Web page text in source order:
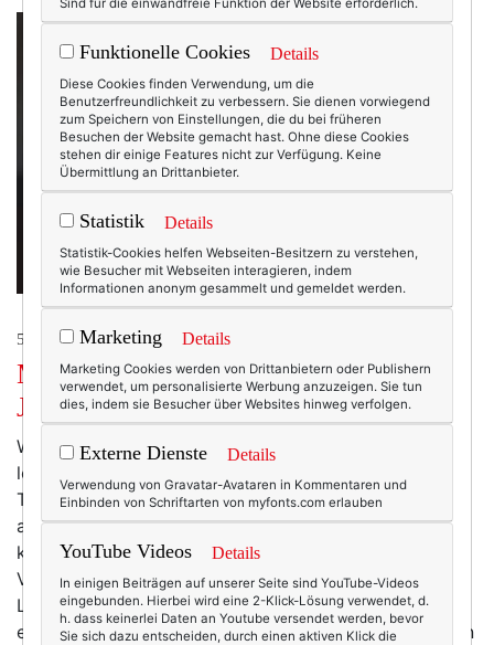
50+ LIFESTYLE
Mode und Kultur: Das sozialistische
Jugoslawien.
Wer sich in Deutschland für Mode interessiert, hat ein
leichtes Spiel: Die Magazine sind voll von den neusten
Trends, die Geschäften bieten jede Saison die
aktuellsten Kollektionen und wem das nicht reicht,
kann noch das Internet leer kaufen. Mode – und ihre
Verfügbarkeit! – ist selbstverständlicher Teil unseres
Lebens, dass man sich nur selten fragt, wie das
eigentlich in anderen Ländern ist: Wie Mode in anderen
Sind für die einwandfreie Funktion der Website erforderlich.
Funktionelle Cookies Details
Diese Cookies finden Verwendung, um die
Benutzerfreundlichkeit zu verbessern. Sie dienen vorwiegend
zum Speichern von Einstellungen, die du bei früheren
Besuchen der Website gemacht hast. Ohne diese Cookies
stehen dir einige Features nicht zur Verfügung. Keine
Übermittlung an Drittanbieter.
Statistik Details
Statistik-Cookies helfen Webseiten-Besitzern zu verstehen,
wie Besucher mit Webseiten interagieren, indem
Informationen anonym gesammelt und gemeldet werden.
Marketing Details
Marketing Cookies werden von Drittanbietern oder Publishern
verwendet, um personalisierte Werbung anzuzeigen. Sie tun
dies, indem sie Besucher über Websites hinweg verfolgen.
Externe Dienste Details
Verwendung von Gravatar-Avataren in Kommentaren und
Einbinden von Schriftarten von myfonts.com erlauben
YouTube Videos Details
In einigen Beiträgen auf unserer Seite sind YouTube-Videos
eingebunden. Hierbei wird eine 2-Klick-Lösung verwendet, d.
h. dass keinerlei Daten an Youtube versendet werden, bevor
Sie sich dazu entscheiden, durch einen aktiven Klick die